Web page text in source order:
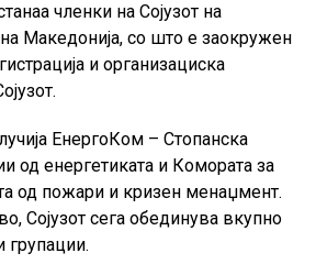
членки на Сојузот на
Македонија, со што е заокружен
и организациска
ЕнергоКом – Стопанска
од енергетиката и Комората за
од пожари и кризен менаџмент.
Сојузот сега обединува вкупно
групации.